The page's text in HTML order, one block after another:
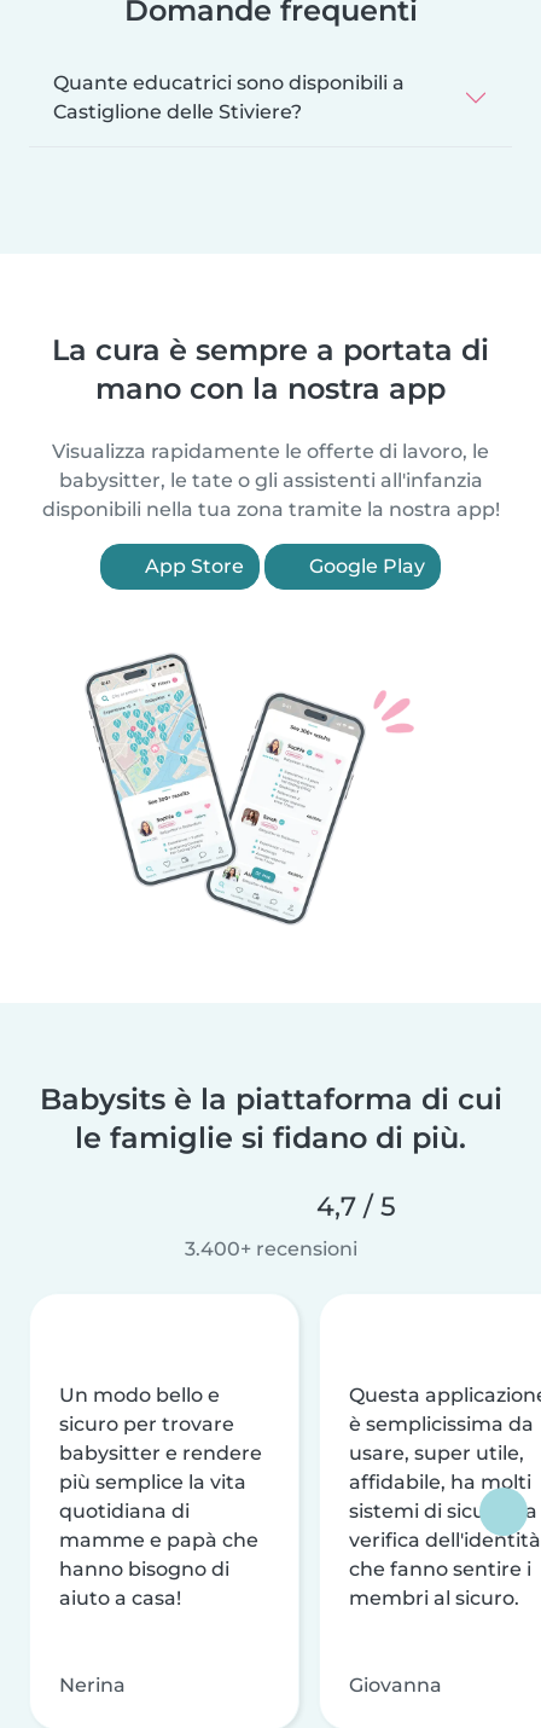
Domande frequenti
Quante educatrici sono disponibili a
Castiglione delle Stiviere?
La cura è sempre a portata di
mano con la nostra app
Visualizza rapidamente le offerte di lavoro, le
babysitter, le tate o gli assistenti all'infanzia
disponibili nella tua zona tramite la nostra app!
App Store Google Play
Babysits è la piattaforma di cui
le famiglie si fidano di più.
4,7 / 5
3.400+ recensioni
Un modo bello e
sicuro per trovare
babysitter e rendere
più semplice la vita
quotidiana di
mamme e papà che
hanno bisogno di
aiuto a casa!
Nerina
Questa
è semplicissima da
usare, super utile,
affidabile, ha molti
sistemi di sicurezza
verifica dell'identità
che fanno sentire i
membri al sicuro.
Giovanna